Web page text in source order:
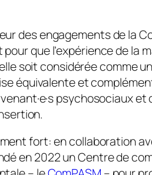
des engagements de la
que l’expérience de la
soit considérée comme
équivalente et
psychosociaux et
fort: en collaboration
en 2022 un Centre de